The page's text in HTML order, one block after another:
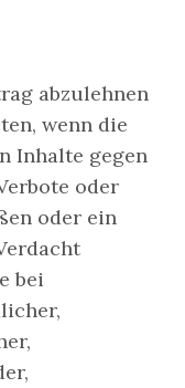
abzulehnen
wenn die
Inhalte gegen
oder
oder ein
bei